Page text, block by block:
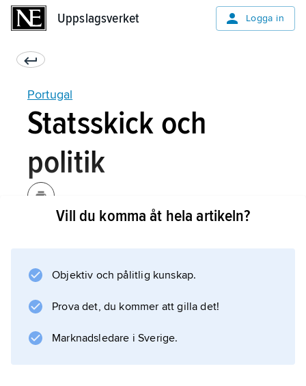
Uppslagsverket Logga in
Portugal
Statsskick och
politik
att militärdiktaturen störtats genom en
officerskupp (den så kallade
Nejlikerevolutionen
författning i socialistisk anda.
Vill du komma åt hela artikeln?
Objektiv och pålitlig kunskap.
Prova det, du kommer att gilla det!
Marknadsledare i Sverige.